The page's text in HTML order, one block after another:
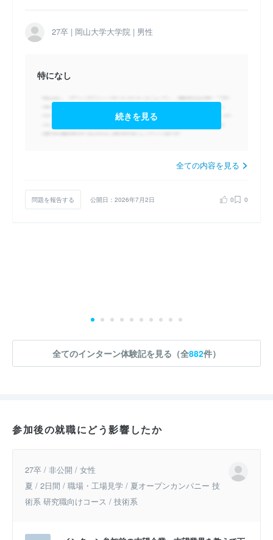
27卒 | 岡山大学大学院 | 男性
特になし
続きを見る
全ての内容を見る
問題を報告する 公開日：2026年7月2日 0 0
全てのインターン体験記を見る（全882件）
参加後の就職にどう影響したか
27卒 / 非公開 / 女性
夏 / 2日間 / 職場・工場見学 / 夏オープンカンパニー 技
術系 研究職向けコース / 技術系